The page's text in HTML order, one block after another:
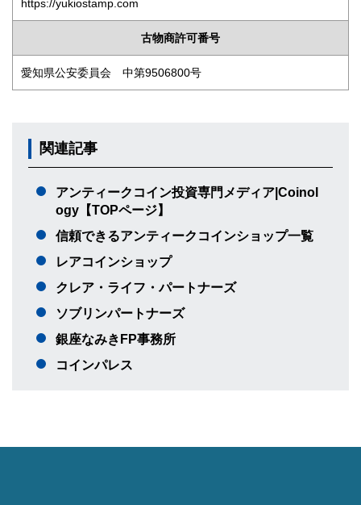
https://yukiostamp.com
古物商許可番号
愛知県公安委員会 中第9506800号
関連記事
アンティークコイン投資専門メディア|Coinol
ogy【TOPページ】
信頼できるアンティークコインショップ一覧
レアコインショップ
クレア・ライフ・パートナーズ
ソブリンパートナーズ
銀座なみきFP事務所
コインパレス